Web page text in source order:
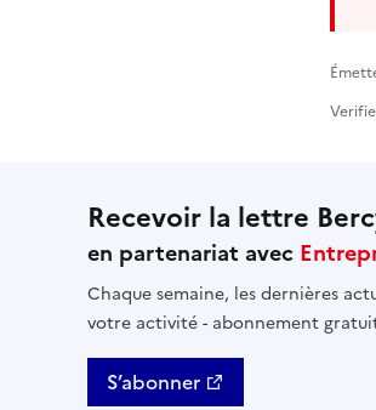
Recevoir la lettre
en partenariat avec
Chaque semaine, les dernières
votre activité - abonnement
S’abonner